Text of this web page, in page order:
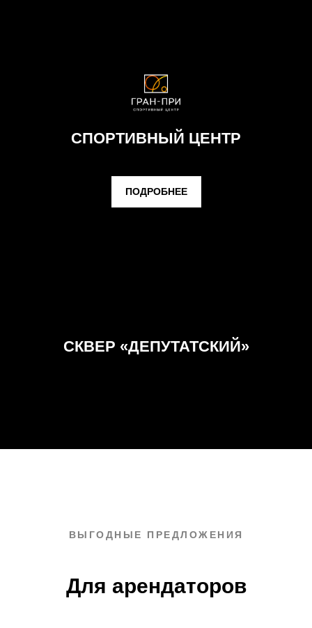
СПОРТИВНЫЙ ЦЕНТР
ПОДРОБНЕЕ
СКВЕР «ДЕПУТАТСКИЙ»
ВЫГОДНЫЕ ПРЕДЛОЖЕНИЯ
Для арендаторов